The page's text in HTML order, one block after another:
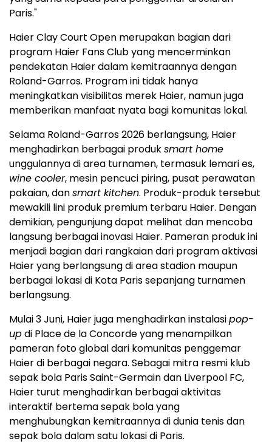
Paris."
Haier Clay Court Open merupakan bagian dari
program Haier Fans Club yang mencerminkan
pendekatan Haier dalam kemitraannya dengan
Roland-Garros. Program ini tidak hanya
meningkatkan visibilitas merek Haier, namun juga
memberikan manfaat nyata bagi komunitas lokal.
Selama Roland-Garros 2026 berlangsung, Haier
menghadirkan berbagai produksmart home
unggulannya di area turnamen, termasuk lemari es,
wine cooler, mesin pencuci piring, pusat perawatan
pakaian, dansmart kitchen. Produk-produk tersebut
mewakili lini produk premium terbaru Haier. Dengan
demikian, pengunjung dapat melihat dan mencoba
langsung berbagai inovasi Haier. Pameran produk ini
menjadi bagian dari rangkaian dari program aktivasi
Haier yang berlangsung di area stadion maupun
berbagai lokasi di Kota Paris sepanjang turnamen
berlangsung.
Mulai 3 Juni, Haier juga menghadirkan instalasipop-
updi Place de la Concorde yang menampilkan
pameran foto global dari komunitas penggemar
Haier di berbagai negara. Sebagai mitra resmi klub
sepak bola Paris Saint-Germain dan Liverpool FC,
Haier turut menghadirkan berbagai aktivitas
interaktif bertema sepak bola yang
menghubungkan kemitraannya di dunia tenis dan
sepak bola dalam satu lokasi di Paris.